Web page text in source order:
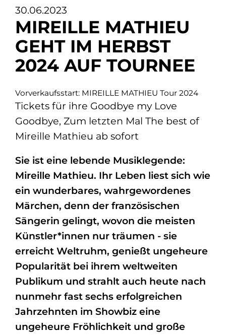
30.06.2023
MIREILLE MATHIEU
GEHT IM HERBST
2024 AUF TOURNEE
Vorverkaufsstart: MIREILLE MATHIEU Tour 2024
Tickets für ihre Goodbye my Love
Goodbye, Zum letzten Mal The best of
Mireille Mathieu ab sofort
Sie ist eine lebende Musiklegende:
Mireille Mathieu. Ihr Leben liest sich wie
ein wunderbares, wahrgewordenes
Märchen, denn der französischen
Sängerin gelingt, wovon die meisten
Künstler*innen nur träumen - sie
erreicht Weltruhm, genießt ungeheure
Popularität bei ihrem weltweiten
Publikum und strahlt auch heute nach
nunmehr fast sechs erfolgreichen
Jahrzehnten im Showbiz eine
ungeheure Fröhlichkeit und große